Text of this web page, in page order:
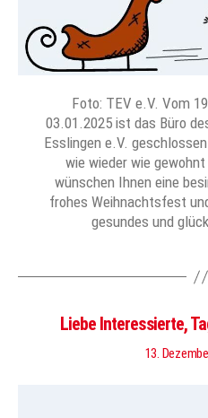
Foto: TEV e.V. Vom
03.01.2025 ist das Büro
Esslingen e.V.
wie wieder wie
wünschen Ihnen eine
frohes Weihnachtsfest
gesundes und
Liebe Interessierte,
13.